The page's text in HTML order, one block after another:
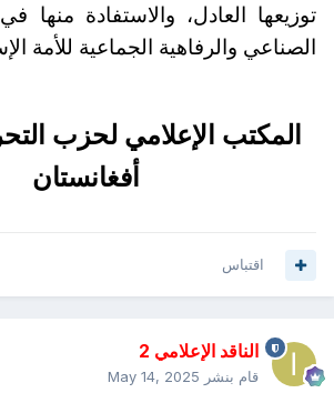
توزيعها العادل، والاستفادة منها
الصناعي والرفاهية الجماعية للأمة
المكتب الإعلامي لحزب
أفغانستان
اقتباس
الناقد الإعلامي 2
قام بنشر May 14, 2025